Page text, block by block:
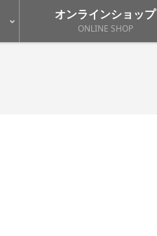
オンラインショップ
ONLINE SHOP